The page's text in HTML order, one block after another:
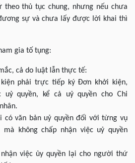
theo thủ tục chung, nhưng nếu chưa
sự và chưa lấy được lời khai thì
gia tố tụng:
cả do luật lẫn thực tế:
phải trực tiếp ký Đơn khởi kiện,
uỷ quyền, kể cả uỷ quyền cho Chi
có văn bản uỷ quyền đối với từng vụ
mà không chấp nhận việc uỷ quyền
nhận việc ủy quyền lại cho người thứ